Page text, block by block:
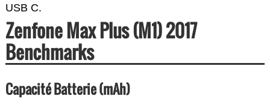
USB C.
Zenfone Max Plus (M1) 2017
Benchmarks
Capacité Batterie (mAh)